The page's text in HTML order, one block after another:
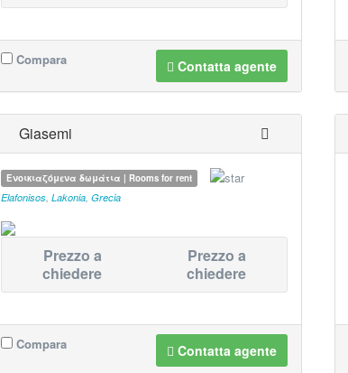
Contatta agente
Compara
Giasemi
Ενοικιαζόμενα δωμάτια | Rooms for rent
Elafonisos, Lakonia, Grecia
Prezzo a
chiedere
Prezzo a
chiedere
Contatta agente
Compara